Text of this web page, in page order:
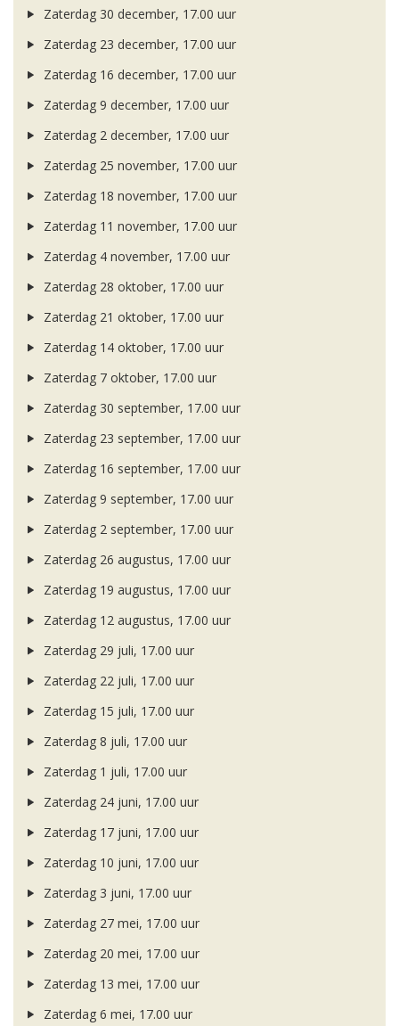
Zaterdag 30 december, 17.00 uur
Zaterdag 23 december, 17.00 uur
Zaterdag 16 december, 17.00 uur
Zaterdag 9 december, 17.00 uur
Zaterdag 2 december, 17.00 uur
Zaterdag 25 november, 17.00 uur
Zaterdag 18 november, 17.00 uur
Zaterdag 11 november, 17.00 uur
Zaterdag 4 november, 17.00 uur
Zaterdag 28 oktober, 17.00 uur
Zaterdag 21 oktober, 17.00 uur
Zaterdag 14 oktober, 17.00 uur
Zaterdag 7 oktober, 17.00 uur
Zaterdag 30 september, 17.00 uur
Zaterdag 23 september, 17.00 uur
Zaterdag 16 september, 17.00 uur
Zaterdag 9 september, 17.00 uur
Zaterdag 2 september, 17.00 uur
Zaterdag 26 augustus, 17.00 uur
Zaterdag 19 augustus, 17.00 uur
Zaterdag 12 augustus, 17.00 uur
Zaterdag 29 juli, 17.00 uur
Zaterdag 22 juli, 17.00 uur
Zaterdag 15 juli, 17.00 uur
Zaterdag 8 juli, 17.00 uur
Zaterdag 1 juli, 17.00 uur
Zaterdag 24 juni, 17.00 uur
Zaterdag 17 juni, 17.00 uur
Zaterdag 10 juni, 17.00 uur
Zaterdag 3 juni, 17.00 uur
Zaterdag 27 mei, 17.00 uur
Zaterdag 20 mei, 17.00 uur
Zaterdag 13 mei, 17.00 uur
Zaterdag 6 mei, 17.00 uur